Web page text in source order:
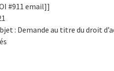
#911 email]]
: Demande au titre du droit